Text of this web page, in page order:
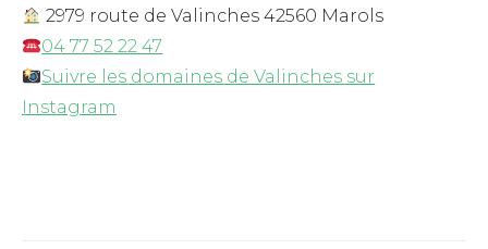
2979 route de Valinches 42560 Marols
04 77 52 22 47
Suivre les domaines de Valinches sur
Instagram